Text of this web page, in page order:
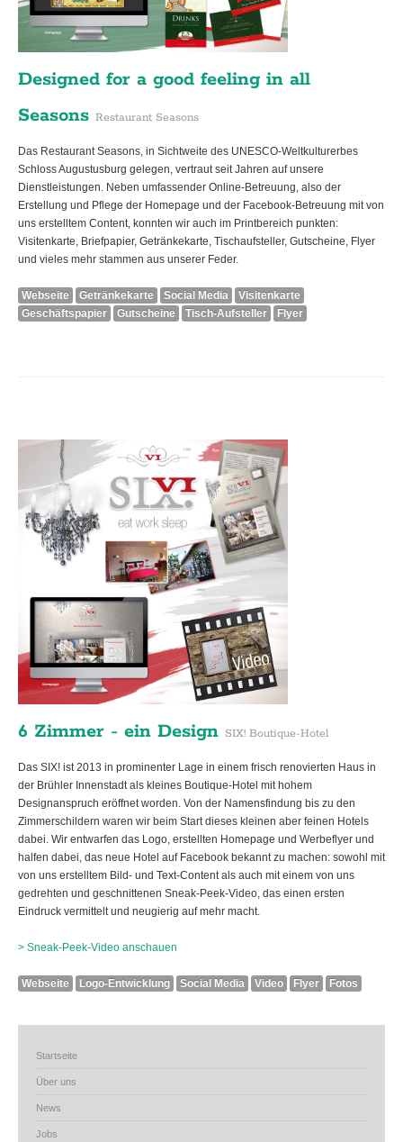
Designed for a good feeling in all
Seasons Restaurant Seasons
Das Restaurant Seasons, in Sichtweite des UNESCO-Weltkulturerbes
Schloss Augustusburg gelegen, vertraut seit Jahren auf unsere
Dienstleistungen. Neben umfassender Online-Betreuung, also der
Erstellung und Pflege der Homepage und der Facebook-Betreuung mit von
uns erstelltem Content, konnten wir auch im Printbereich punkten:
Visitenkarte, Briefpapier, Getränkekarte, Tischaufsteller, Gutscheine, Flyer
und vieles mehr stammen aus unserer Feder.
Webseite Getränkekarte Social Media
Visitenkarte
Geschäftspapier
Gutscheine Tisch-Aufsteller Flyer
6 Zimmer - ein Design SIX! Boutique-Hotel
Das SIX! ist 2013 in prominenter Lage in einem frisch renovierten Haus in
der Brühler Innenstadt als kleines Boutique-Hotel mit hohem
Designanspruch eröffnet worden. Von der Namensfindung bis zu den
Zimmerschildern waren wir beim Start dieses kleinen aber feinen Hotels
dabei. Wir entwarfen das Logo, erstellten Homepage und Werbeflyer und
halfen dabei, das neue Hotel auf Facebook bekannt zu machen: sowohl mit
von uns erstelltem Bild- und Text-Content als auch mit einem von uns
gedrehten und geschnittenen Sneak-Peek-Video, das einen ersten
Eindruck vermittelt und neugierig auf mehr macht.
> Sneak-Peek-Video anschauen
Webseite Logo-Entwicklung Social Media Video Flyer Fotos
Startseite
Über uns
News
Jobs